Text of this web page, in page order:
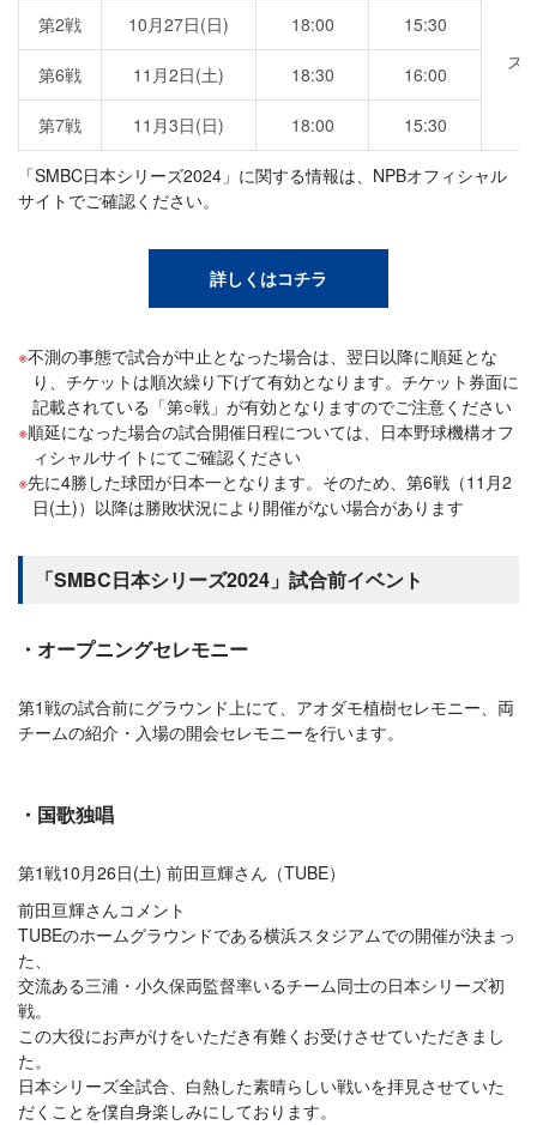
ス
第2戦 10月27日(日) 18:00 15:30
第6戦 11月2日(土) 18:30 16:00
第7戦 11月3日(日) 18:00 15:30
「SMBC日本シリーズ2024」に関する情報は、NPBオフィシャル
サイトでご確認ください。
詳しくはコチラ
不測の事態で試合が中止となった場合は、翌日以降に順延とな
り、チケットは順次繰り下げて有効となります。チケット券面に
記載されている「第○戦」が有効となりますのでご注意ください
順延になった場合の試合開催日程については、日本野球機構オフ
ィシャルサイトにてご確認ください
先に4勝した球団が日本一となります。そのため、第6戦（11月2
日(土)）以降は勝敗状況により開催がない場合があります
「SMBC日本シリーズ2024」試合前イベント
・オープニングセレモニー
第1戦の試合前にグラウンド上にて、アオダモ植樹セレモニー、両
チームの紹介・入場の開会セレモニーを行います。
・国歌独唱
第1戦10月26日(土) 前田亘輝さん（TUBE）
前田亘輝さんコメント
TUBEのホームグラウンドである横浜スタジアムでの開催が決まっ
た、
交流ある三浦・小久保両監督率いるチーム同士の日本シリーズ初
戦。
この大役にお声がけをいただき有難くお受けさせていただきまし
た。
日本シリーズ全試合、白熱した素晴らしい戦いを拝見させていた
だくことを僕自身楽しみにしております。